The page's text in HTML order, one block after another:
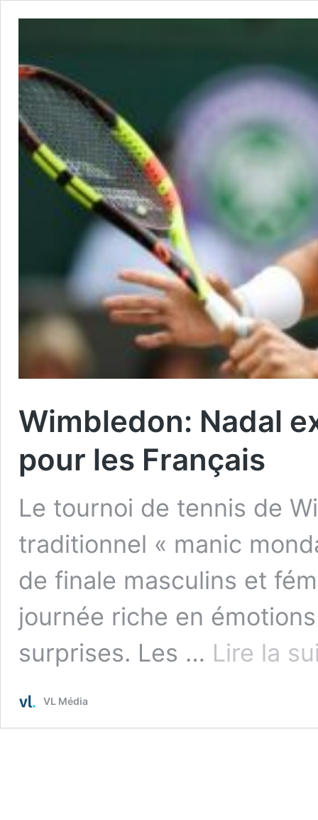
Wimbledon: Nadal
pour les Français
Le tournoi de tennis de
traditionnel « manic
de finale masculins et
journée riche en
surprises. Les … Lire la
VL Média